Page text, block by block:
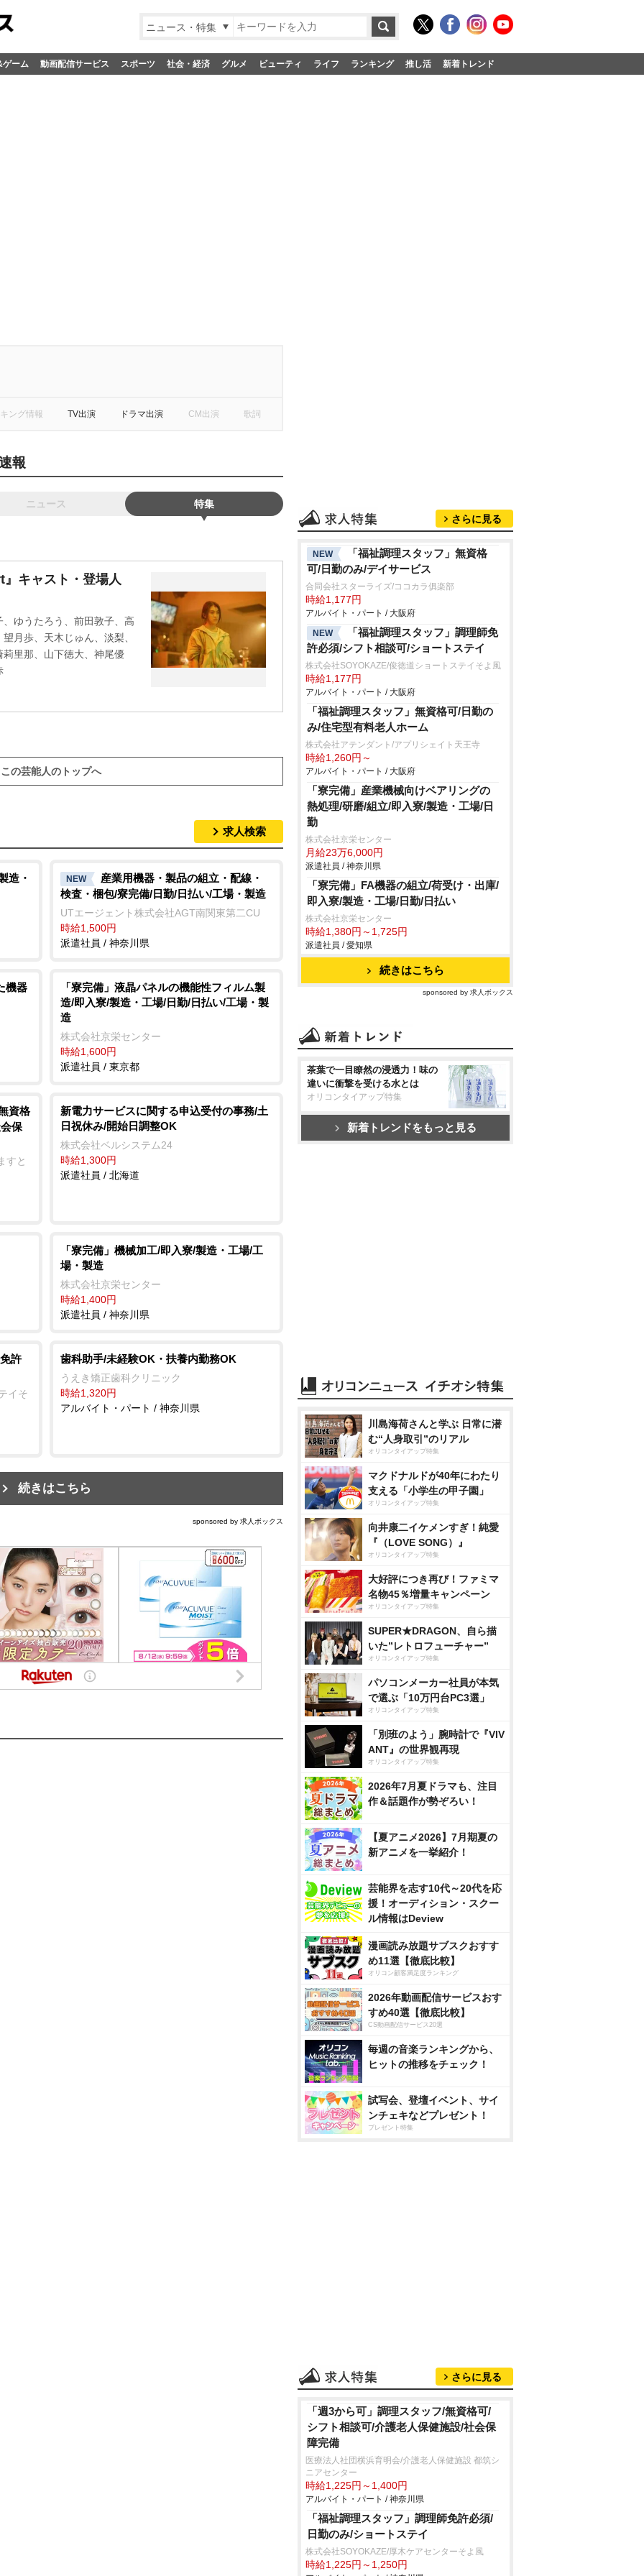
ニュース・特集
ゲーム 動画配信サービス スポーツ 社会・経済 グルメ ビューティ ライフ ランキング 推し活 新着トレンド
ング情報 TV出演 ドラマ出演 CM出演 歌詞
報
ニュース 特集
キャスト・登場人
ゆうたろう、前田敦子、高
月歩、天木じゅん、淡梨、
里那、山下徳大、神尾優
この芸能人のトップへ
求人検索
造・ NEW
産業用機器・製品の組立・配線・
検査・梱包/寮完備/日勤/日払い/工場・製造
UTエージェント株式会社AGT南関東第二CU
時給1,500円
派遣社員 / 神奈川県
機器
「寮完備」液晶パネルの機能性フィルム製
造/即入寮/製造・工場/日勤/日払い/工場・製
造
株式会社京栄センター
時給1,600円
派遣社員 / 東京都
資格
保
すと
新電力サービスに関する申込受付の事務/土
日祝休み/開始日調整OK
株式会社ベルシステム24
時給1,300円
派遣社員 / 北海道
「寮完備」機械加工/即入寮/製造・工場/工
場・製造
株式会社京栄センター
時給1,400円
派遣社員 / 神奈川県
許
イそ
歯科助手/未経験OK・扶養内勤務OK
うえき矯正歯科クリニック
時給1,320円
アルバイト・パート / 神奈川県
続きはこちら
sponsored by 求人ボックス
さらに見る
NEW
「福祉調理スタッフ」無資格
可/日勤のみ/デイサービス
合同会社スターライズ/ココカラ俱楽部
時給1,177円
アルバイト・パート / 大阪府
NEW
「福祉調理スタッフ」調理師免
許必須/シフト相談可/ショートステイ
株式会社SOYOKAZE/俊徳道ショートステイそよ風
時給1,177円
アルバイト・パート / 大阪府
「福祉調理スタッフ」無資格可/日勤の
み/住宅型有料老人ホーム
株式会社アテンダント/アプリシェイト天王寺
時給1,260円～
アルバイト・パート / 大阪府
「寮完備」産業機械向けベアリングの
熱処理/研磨/組立/即入寮/製造・工場/日
勤
株式会社京栄センター
月給23万6,000円
派遣社員 / 神奈川県
「寮完備」FA機器の組立/荷受け・出庫/
即入寮/製造・工場/日勤/日払い
株式会社京栄センター
時給1,380円～1,725円
派遣社員 / 愛知県
続きはこちら
sponsored by 求人ボックス
茶葉で一目瞭然の浸透力！味の
違いに衝撃を受ける水とは
オリコンタイアップ特集
新着トレンドをもっと見る
川島海荷さんと学ぶ 日常に潜
む“人身取引”のリアル
オリコンタイアップ特集
マクドナルドが40年にわたり
支える「小学生の甲子園」
オリコンタイアップ特集
向井康二イケメンすぎ！純愛
『（LOVE SONG）』
オリコンタイアップ特集
大好評につき再び！ファミマ
名物45％増量キャンペーン
オリコンタイアップ特集
SUPER★DRAGON、自ら描
いた”レトロフューチャー”
オリコンタイアップ特集
パソコンメーカー社員が本気
で選ぶ「10万円台PC3選」
オリコンタイアップ特集
「別班のよう」腕時計で『VIV
ANT』の世界観再現
オリコンタイアップ特集
2026年7月夏ドラマも、注目
作＆話題作が勢ぞろい！
【夏アニメ2026】7月期夏の
新アニメを一挙紹介！
芸能界を志す10代～20代を応
援！オーディション・スクー
ル情報はDeview
漫画読み放題サブスクおすす
め11選【徹底比較】
オリコン顧客満足度ランキング
2026年動画配信サービスおす
すめ40選【徹底比較】
CS動画配信サービス20選
毎週の音楽ランキングから、
ヒットの推移をチェック！
試写会、登壇イベント、サイ
ンチェキなどプレゼント！
プレゼント特集
さらに見る
「週3から可」調理スタッフ/無資格可/
シフト相談可/介護老人保健施設/社会保
障完備
医療法人社団横浜育明会/介護老人保健施設 都筑シ
ニアセンター
時給1,225円～1,400円
アルバイト・パート / 神奈川県
「福祉調理スタッフ」調理師免許必須/
日勤のみ/ショートステイ
株式会社SOYOKAZE/厚木ケアセンターそよ風
時給1,225円～1,250円